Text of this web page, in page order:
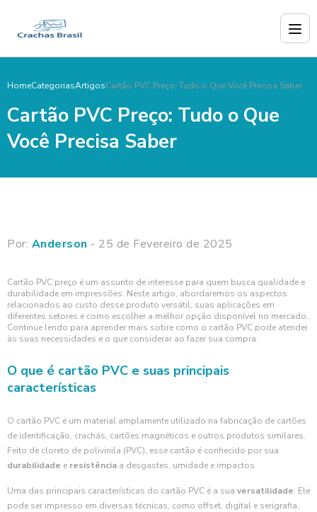
HomeCategoriasArtigosCartão PVC Preço: Tudo o Que Você Precisa Saber
Cartão PVC Preço: Tudo o Que
Você Precisa Saber
Por: Anderson - 25 de Fevereiro de 2025
Cartão PVC preço é um assunto de interesse para quem busca qualidade e
durabilidade em impressões. Neste artigo, abordaremos os aspectos
relacionados ao custo desse produto versátil, suas aplicações em
diferentes setores e como escolher a melhor opção disponível no mercado.
Continue lendo para aprender mais sobre como o cartão PVC pode atender
às suas necessidades e o que considerar ao fazer sua compra.
O que é cartão PVC e suas principais
características
O cartão PVC é um material amplamente utilizado na fabricação de cartões
de identificação, crachás, cartões magnéticos e outros produtos similares.
Feito de cloreto de polivinila (PVC), esse cartão é conhecido por sua
durabilidade e resistência a desgastes, umidade e impactos.
Uma das principais características do cartão PVC é a sua versatilidade. Ele
pode ser impresso em diversas técnicas, como offset, digital e serigrafia,